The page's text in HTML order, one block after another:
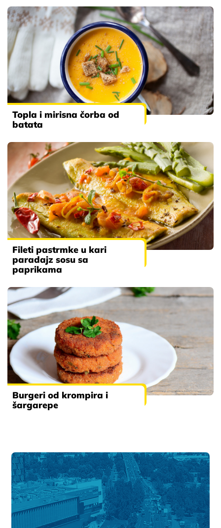
Topla i mirisna čorba od
batata
Fileti pastrmke u kari
paradajz sosu sa
paprikama
Burgeri od krompira i
šargarepe